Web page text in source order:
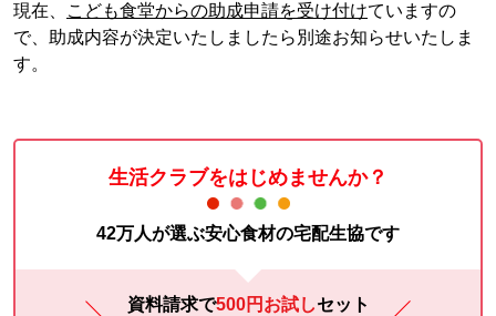
現在、 こども食堂からの助成申請を受け付けていますの
で、助成内容が決定いたしましたら別途お知らせいたしま
す。
生活クラブをはじめませんか？
42万人が選ぶ安心食材の宅配生協です
資料請求で500円お試しセット